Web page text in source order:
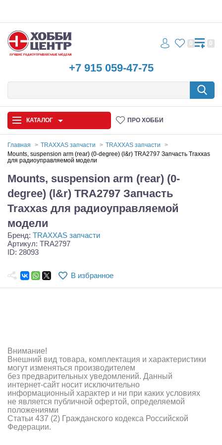
+7 915 059-47-75
0 0
КАТАЛОГ ПРО ХОББИ
Автомодели
Запчасти и аксессуары
Игрушки
Самолеты
Квадрокоптеры
Конструкторы
Зарядные устройства и блоки питания
Двигатели
Технические жидкости
Инструмент,измерительные приборы,расходники
Главная TRAXXAS запчасти
TRAXXAS запчасти
Mounts, suspension arm (rear) (0-degree) (l&r) TRA2797 Запчасть Traxxas
для радиоуправляемой модели
Mounts, suspension arm (rear) (0-
degree) (l&r) TRA2797 Запчасть
Traxxas для радиоуправляемой
модели
Бренд: TRAXXAS запчасти
Артикул: TRA2797
ID: 28093
В избранное
Внимание!
Внешний вид товара, комплектация и характеристики
могут изменяться производителем
без предварительных уведомлений. Данный
интернет-сайт носит исключительно
информационный характер и ни при каких условиях
не является публичной офертой, определяемой
положениями
Статьи 437 (2) Гражданского кодекса Российской
Федерации.